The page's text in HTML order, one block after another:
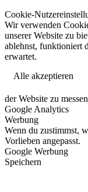
Cookie-
Wir verwenden
unserer Website zu
ablehnst, funktioniert
erwartet.
Alle akzeptieren
der Website zu
Google Analytics
Werbung
Wenn du zustimmst,
Vorlieben angepasst.
Google Werbung
Speichern